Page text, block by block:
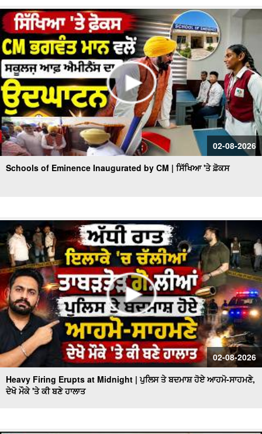
02-08-2026
Schools of Eminence Inaugurated by CM | ਸਿੱਖਿਆ 'ਤੇ ਫ਼ੋਕਸ
02-08-2026
Heavy Firing Erupts at Midnight | ਪੁਲਿਸ ਤੇ ਬਦਮਾਸ਼ ਹੋਏ ਆਹਮੋ-ਸਾਹਮਣੇ,
ਦੇਖੋ ਮੌਕੇ 'ਤੇ ਕੀ ਬਣੇ ਹਾਲਾਤ